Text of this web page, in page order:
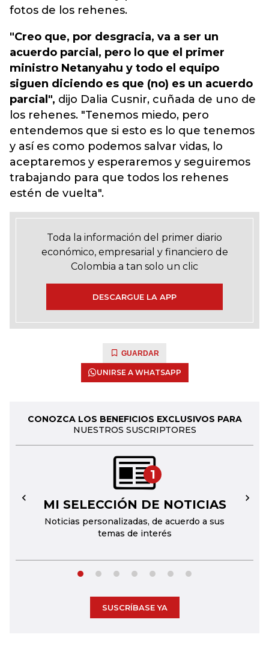
fotos de los rehenes.
"Creo que, por desgracia, va a ser un
acuerdo parcial, pero lo que el primer
ministro Netanyahu y todo el equipo
siguen diciendo es que (no) es un acuerdo
parcial", dijo Dalia Cusnir, cuñada de uno de
los rehenes. "Tenemos miedo, pero
entendemos que si esto es lo que tenemos
y así es como podemos salvar vidas, lo
aceptaremos y esperaremos y seguiremos
trabajando para que todos los rehenes
estén de vuelta".
Toda la información del primer diario
económico, empresarial y financiero de
Colombia a tan solo un clic
DESCARGUE LA APP
GUARDAR
UNIRSE A WHATSAPP
CONOZCA LOS BENEFICIOS EXCLUSIVOS PARA
NUESTROS SUSCRIPTORES
1
MI SELECCIÓN DE NOTICIAS
Noticias personalizadas, de acuerdo a sus
temas de interés
← →
SUSCRÍBASE YA